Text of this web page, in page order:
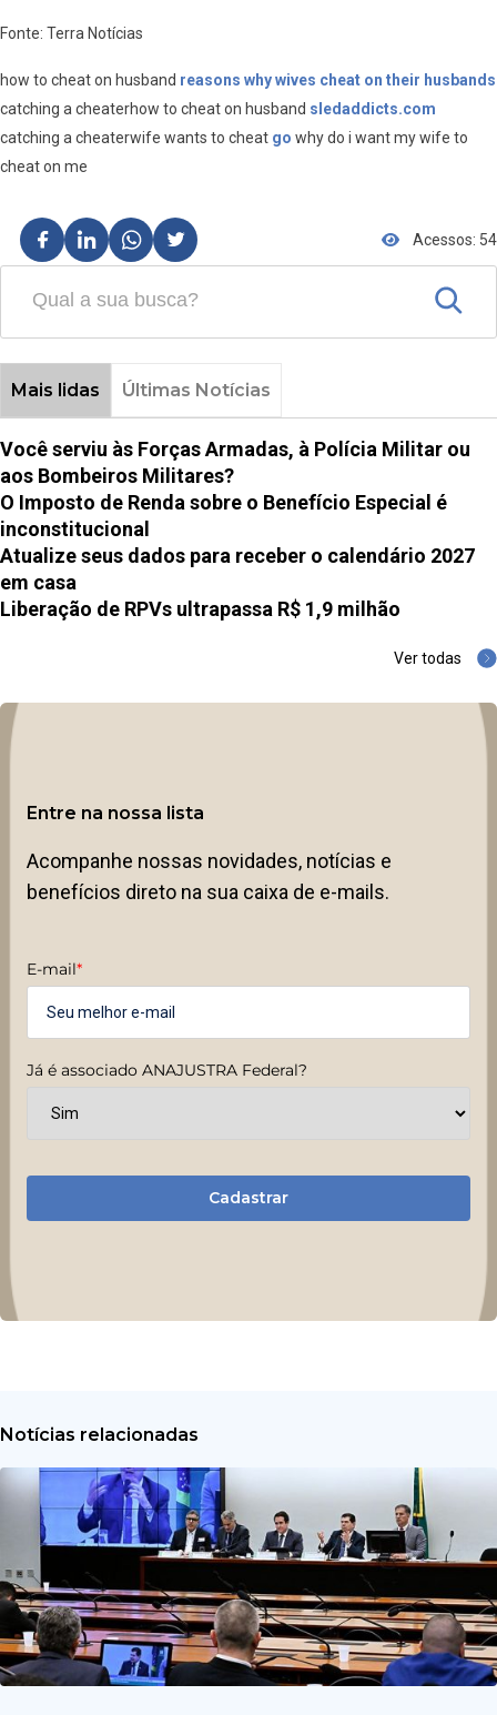
Fonte: Terra Notícias
how to cheat on husband reasons why wives cheat on their husbands
catching a cheaterhow to cheat on husband sledaddicts.com
catching a cheaterwife wants to cheat go why do i want my wife to
cheat on me
Acessos: 54
Mais lidas Últimas Notícias
Você serviu às Forças Armadas, à Polícia Militar ou
aos Bombeiros Militares?
O Imposto de Renda sobre o Benefício Especial é
inconstitucional
Atualize seus dados para receber o calendário 2027
em casa
Liberação de RPVs ultrapassa R$ 1,9 milhão
Ver todas
Entre na nossa lista
Acompanhe nossas novidades, notícias e
benefícios direto na sua caixa de e-mails.
E-mail*
Já é associado ANAJUSTRA Federal?
Cadastrar
Notícias relacionadas